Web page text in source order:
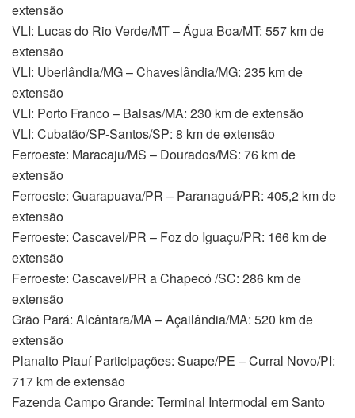
extensão
VLI: Lucas do Rio Verde/MT – Água Boa/MT: 557 km de
extensão
VLI: Uberlândia/MG – Chaveslândia/MG: 235 km de
extensão
VLI: Porto Franco – Balsas/MA: 230 km de extensão
VLI: Cubatão/SP-Santos/SP: 8 km de extensão
Ferroeste: Maracaju/MS – Dourados/MS: 76 km de
extensão
Ferroeste: Guarapuava/PR – Paranaguá/PR: 405,2 km de
extensão
Ferroeste: Cascavel/PR – Foz do Iguaçu/PR: 166 km de
extensão
Ferroeste: Cascavel/PR a Chapecó /SC: 286 km de
extensão
Grão Pará: Alcântara/MA – Açailândia/MA: 520 km de
extensão
Planalto Piauí Participações: Suape/PE – Curral Novo/PI:
717 km de extensão
Fazenda Campo Grande: Terminal Intermodal em Santo